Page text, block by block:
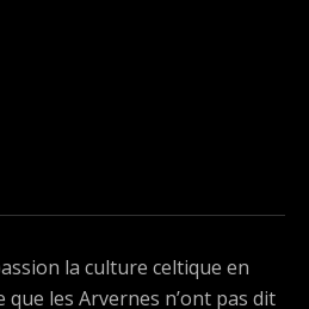
la culture celtique en
que les Arvernes n’ont pas dit